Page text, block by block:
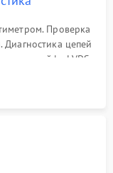
Проверка
цепей
на шлейфе LVDS